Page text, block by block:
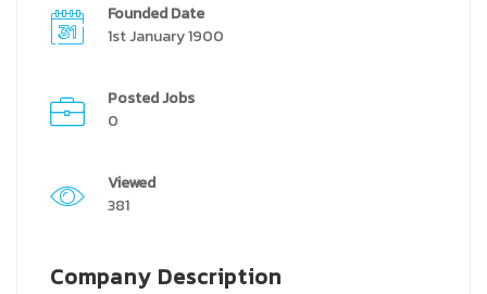
Founded Date
1st January 1900
Posted Jobs
0
Viewed
381
Company Description